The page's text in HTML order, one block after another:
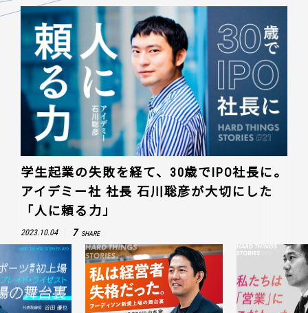
学生起業の失敗を経て、30歳でIPO社長に。
アイデミー社 社長 石川聡彦が大切にした
「人に頼る力」
2023.10.04 7 SHARE